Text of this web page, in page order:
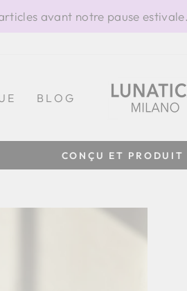
avant notre pause
BLOG